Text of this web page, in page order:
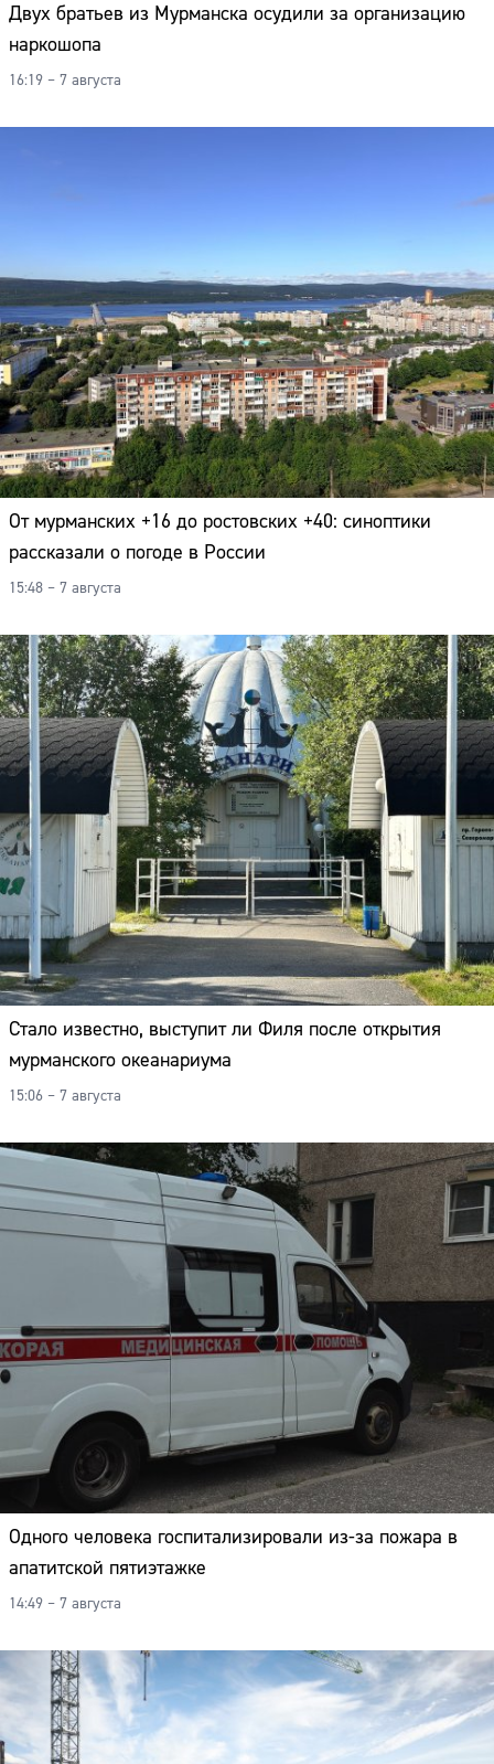
Двух братьев из Мурманска осудили за организацию
наркошопа
16:19 – 7 августа
От мурманских +16 до ростовских +40: синоптики
рассказали о погоде в России
15:48 – 7 августа
Стало известно, выступит ли Филя после открытия
мурманского океанариума
15:06 – 7 августа
Одного человека госпитализировали из-за пожара в
апатитской пятиэтажке
14:49 – 7 августа